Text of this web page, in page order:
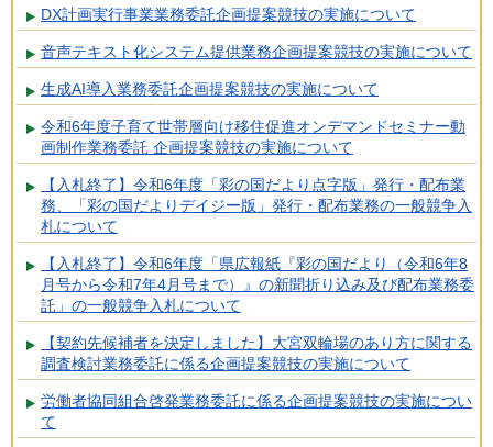
DX計画実行事業業務委託企画提案競技の実施について
音声テキスト化システム提供業務企画提案競技の実施について
生成AI導入業務委託企画提案競技の実施について
令和6年度子育て世帯層向け移住促進オンデマンドセミナー動
画制作業務委託 企画提案競技の実施について
【入札終了】令和6年度「彩の国だより点字版」発行・配布業
務、「彩の国だよりデイジー版」発行・配布業務の一般競争入
札について
【入札終了】令和6年度「県広報紙『彩の国だより（令和6年8
月号から令和7年4月号まで）』の新聞折り込み及び配布業務委
託」の一般競争入札について
【契約先候補者を決定しました】大宮双輪場のあり方に関する
調査検討業務委託に係る企画提案競技の実施について
労働者協同組合啓発業務委託に係る企画提案競技の実施につい
て